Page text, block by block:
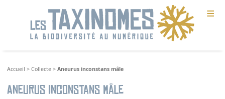
≡
Accueil >Collecte >Aneurus inconstans mâle
Aneurus inconstans mâle